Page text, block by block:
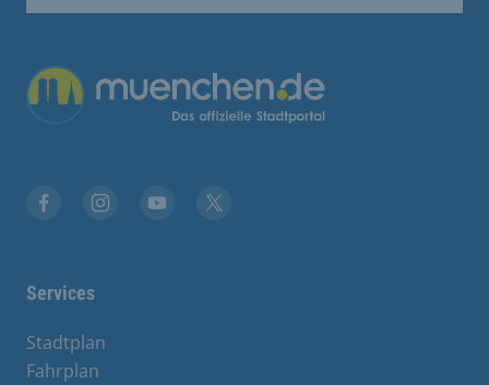
Übergreifende Links
Services
Stadtplan
Fahrplan